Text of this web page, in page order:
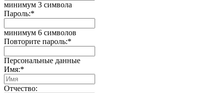
минимум 3 символа
Пароль:*
минимум 6 символов
Повторите пароль:*
Персональные данные
Имя:*
Отчество: